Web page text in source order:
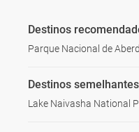
Destinos
Parque Nacional de
Destinos semelhantes
Lake Naivasha National